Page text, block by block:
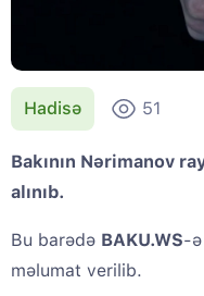
Hadisə 51
Bakının Nərimanov
alınıb.
Bu barədə BAKU.WS-
məlumat verilib.